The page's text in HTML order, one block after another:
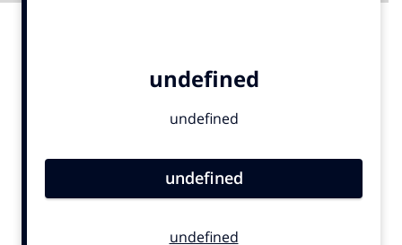
Carriere
Contentmarketing